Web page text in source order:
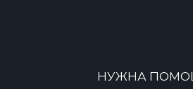
НУЖНА